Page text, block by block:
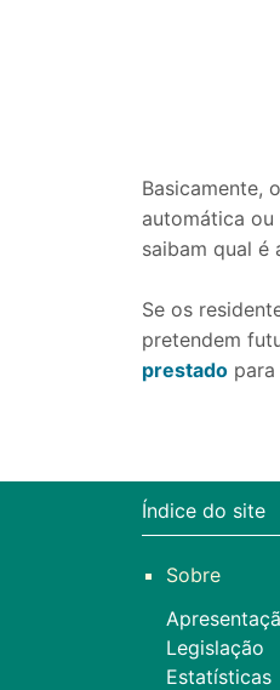
Basicamente,
automática ou
saibam qual é
Se os
pretendem
prestado
Índice do site
Sobre
Legislação
Estatísticas